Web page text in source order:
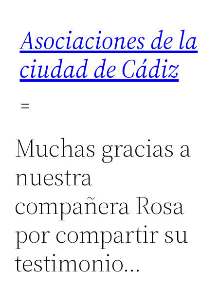
contenido
Asociaciones de la
ciudad de Cádiz
Muchas gracias a
nuestra
compañera Rosa
por compartir su
testimonio…